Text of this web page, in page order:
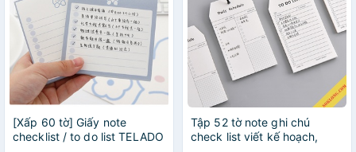
[Xấp 60 tờ] Giấy note
checklist / to do list TELADO
Tập 52 tờ note ghi chú
check list viết kế hoạch,